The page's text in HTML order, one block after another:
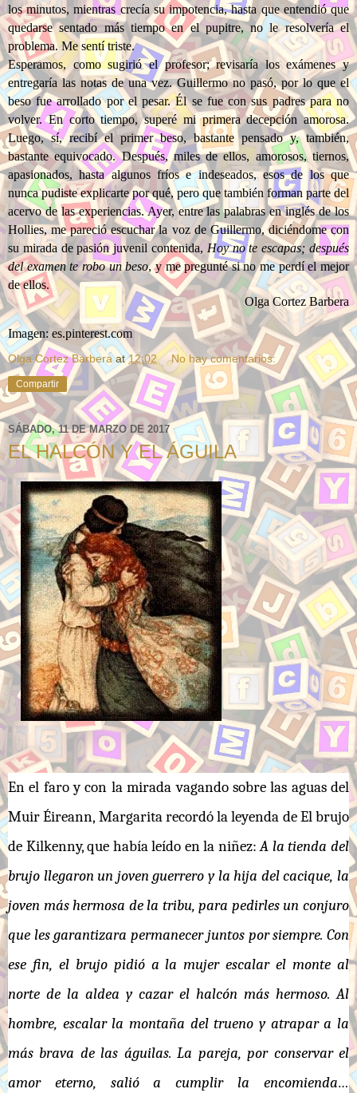
los minutos, mientras crecía su impotencia, hasta que entendió que
quedarse sentado más tiempo en el pupitre, no le resolvería el
problema. Me sentí triste.
Esperamos, como sugirió el profesor; revisaría los exámenes y
entregaría las notas de una vez. Guillermo no pasó, por lo que el
beso fue arrollado por el pesar. Él se fue con sus padres para no
volver. En corto tiempo, superé mi primera decepción amorosa.
Luego, sí, recibí el primer beso, bastante pensado y, también,
bastante equivocado. Después, miles de ellos, amorosos, tiernos,
apasionados, hasta algunos fríos e indeseados, esos de los que
nunca pudiste explicarte por qué, pero que también forman parte del
acervo de las experiencias. Ayer, entre las palabras en inglés de los
Hollies, me pareció escuchar la voz de Guillermo, diciéndome con
su mirada de pasión juvenil contenida, Hoy no te escapas; después
del examen te robo un beso, y me pregunté si no me perdí el mejor
de ellos.
Olga Cortez Barbera
Imagen: es.pinterest.com
Olga Cortez Barbera at12:02 No hay comentarios:
Compartir
SÁBADO, 11 DE MARZO DE 2017
EL HALCÓN Y EL ÁGUILA
En el faro y con la mirada vagando sobre las aguas del
Muir Éireann, Margarita recordó la leyenda de El brujo
de Kilkenny, que había leído en la niñez:A la tienda del
brujo llegaron un joven guerrero y la hija del cacique, la
joven más hermosa de la tribu, para pedirles un conjuro
que les garantizara permanecer juntos por siempre. Con
ese fin, el brujo pidió a la mujer escalar el monte al
norte de la aldea y cazar el halcón más hermoso. Al
hombre, escalar la montaña del trueno y atrapar a la
más brava de las águilas. La pareja, por conservar el
amor eterno, salió a cumplir la encomienda…